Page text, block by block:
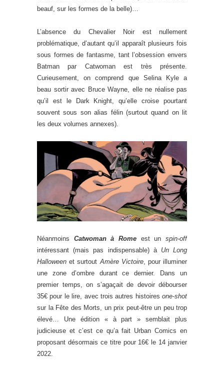
beauf, sur les formes de la belle)…
L’absence du Chevalier Noir est nullement
problématique, d’autant qu’il apparaît plusieurs fois
sous formes de fantasme, tant l’obsession envers
Batman par Catwoman est très présente.
Curieusement, on comprend que Selina Kyle a
beau sortir avec Bruce Wayne, elle ne réalise pas
qu’il est le Dark Knight, qu’elle croise pourtant
souvent sous son alias félin (surtout quand on lit
les deux volumes annexes).
Néanmoins Catwoman à Rome est un spin-off
intéressant (mais pas indispensable) à Un Long
Halloween et surtout Amère Victoire, pour illuminer
une zone d’ombre durant ce dernier. Dans un
premier temps, on s’agaçait de devoir débourser
35€ pour le lire, avec trois autres histoires one-shot
sur la Fête des Morts, un prix peut-être un peu trop
élevé… Une édition « à part » semblait plus
judicieuse et c’est ce qu’a fait Urban Comics en
proposant désormais ce titre pour 16€ le 14 janvier
2022.